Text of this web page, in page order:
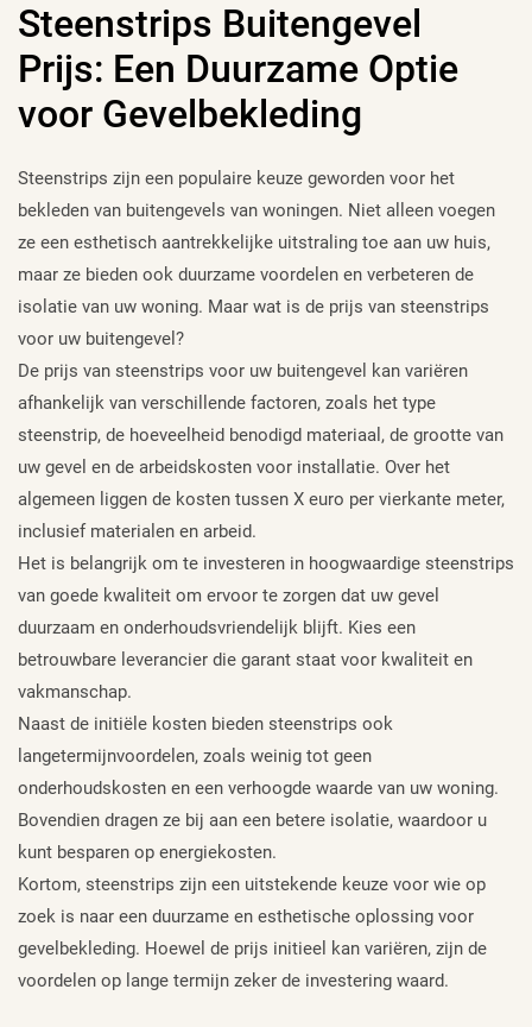
Steenstrips Buitengevel
Prijs: Een Duurzame Optie
voor Gevelbekleding
Steenstrips zijn een populaire keuze geworden voor het
bekleden van buitengevels van woningen. Niet alleen voegen
ze een esthetisch aantrekkelijke uitstraling toe aan uw huis,
maar ze bieden ook duurzame voordelen en verbeteren de
isolatie van uw woning. Maar wat is de prijs van steenstrips
voor uw buitengevel?
De prijs van steenstrips voor uw buitengevel kan variëren
afhankelijk van verschillende factoren, zoals het type
steenstrip, de hoeveelheid benodigd materiaal, de grootte van
uw gevel en de arbeidskosten voor installatie. Over het
algemeen liggen de kosten tussen X euro per vierkante meter,
inclusief materialen en arbeid.
Het is belangrijk om te investeren in hoogwaardige steenstrips
van goede kwaliteit om ervoor te zorgen dat uw gevel
duurzaam en onderhoudsvriendelijk blijft. Kies een
betrouwbare leverancier die garant staat voor kwaliteit en
vakmanschap.
Naast de initiële kosten bieden steenstrips ook
langetermijnvoordelen, zoals weinig tot geen
onderhoudskosten en een verhoogde waarde van uw woning.
Bovendien dragen ze bij aan een betere isolatie, waardoor u
kunt besparen op energiekosten.
Kortom, steenstrips zijn een uitstekende keuze voor wie op
zoek is naar een duurzame en esthetische oplossing voor
gevelbekleding. Hoewel de prijs initieel kan variëren, zijn de
voordelen op lange termijn zeker de investering waard.